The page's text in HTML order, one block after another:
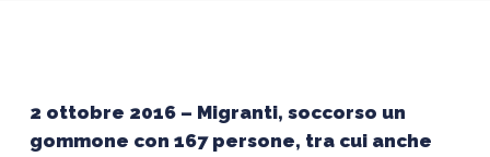
2 ottobre 2016 – Migranti, soccorso un
gommone con 167 persone, tra cui anche